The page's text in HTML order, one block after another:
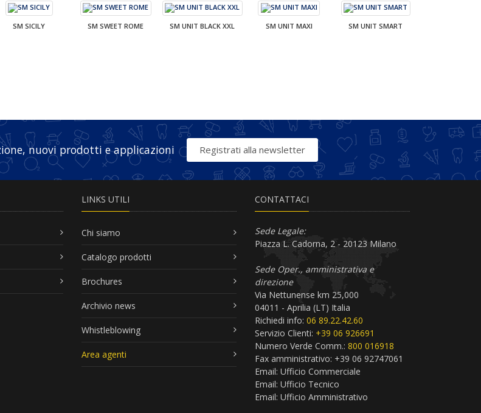
SM SICILY SM SWEET ROME SM UNIT BLACK XXL SM UNIT MAXI SM UNIT SMART
nuovi prodotti e applicazioni Registrati alla newsletter
LINKS UTILI
Chi siamo
Catalogo prodotti
Brochures
Archivio news
Whistleblowing
Area agenti
CONTATTACI
Sede Legale:
Piazza L. Cadorna, 2 - 20123 Milano
Sede Oper., amministrativa e
direzione
Via Nettunense km 25,000
04011 - Aprilia (LT) Italia
Richiedi info: 06 89.22.42.60
Servizio Clienti: +39 06 926691
Numero Verde Comm.: 800 016918
Fax amministrativo: +39 06 92747061
Email: Ufficio Commerciale
Email: Ufficio Tecnico
Email: Ufficio Amministrativo